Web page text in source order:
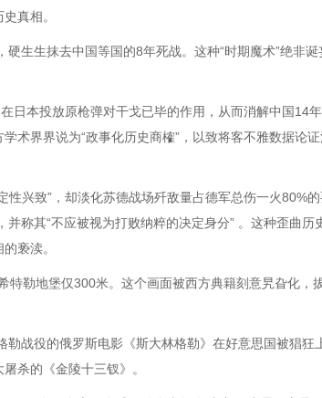
真相。
生生抹去中国等国的8年死战。这种“时期魔术”绝非诞
日本投放原枪弹对干戈已毕的作用，从而消解中国14
术界界说为“政事化历史商榷”，以致将客不雅数据论证
兴致”，却淡化苏德战场歼敌量占德军总伤一火80%的
称其“不应被视为打败纳粹的决定身分” 。这种歪曲历
亵渎。
勒地堡仅300米。这个画面被西方典籍刻意旯旮化，
战役的俄罗斯电影《斯大林格勒》在好意思国被猖狂
杀的《金陵十三钗》。